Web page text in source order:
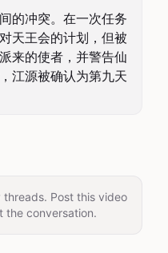
的冲突。在一次任务
天王会的计划，但被
来的使者，并警告仙
江源被确认为第九天
threads. Post this video
the conversation.